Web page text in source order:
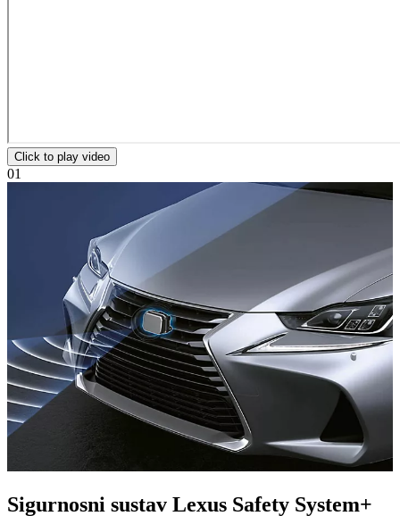
Click to play video
01
Sigurnosni sustav Lexus Safety System+